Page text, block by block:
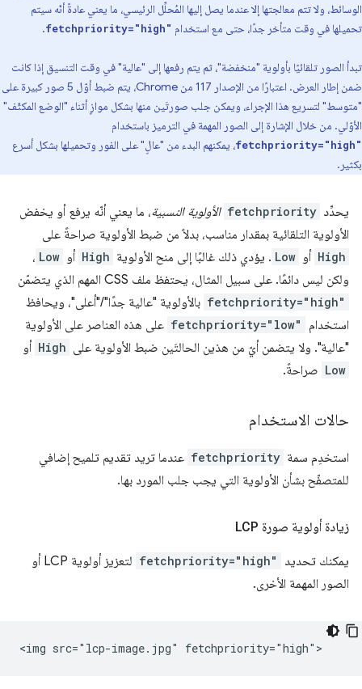
الوسائط، ولا تتم معالجتها إلا عندما يصل إليها المُحلِّل الرئيسي، ما يعني عادةً أنّه سيتم
تحميلها في وقت متأخر جدًا، حتى مع استخدام fetchpriority="high"
.
تبدأ الصور تلقائيًا بأولوية "منخفضة"، ثم يتم رفعها إلى "عالية" في وقت التنسيق إذا كانت
ضمن إطار العرض. اعتبارًا من الإصدار 117 من Chrome، يتم ضبط أوّل 5 صور كبيرة على
"متوسط" لتسريع هذا الإجراء، ويمكن جلب صورتَين منها بشكل موازٍ أثناء "الوضع المكثّف"
الأوّلي. من خلال الإشارة إلى الصور المهمة في الترميز باستخدام
fetchpriority="high"، يمكنهم البدء من "عالٍ" على الفور وتحميلها بشكل أسرع
بكثير.
يحدِّد fetchpriority الأولوية النسبية، ما يعني أنّه يرفع أو يخفض
الأولوية التلقائية بمقدار مناسب، بدلاً من ضبط الأولوية صراحةً على
High أو Low . يؤدي ذلك غالبًا إلى منح الأولوية High أو Low ،
ولكن ليس دائمًا. على سبيل المثال، يحتفظ ملف CSS المهم الذي يتضمّن
fetchpriority="high" بالأولوية "عالية جدًا"/"أعلى"، ويحافظ
استخدام
fetchpriority="low" على هذه العناصر على الأولوية
"عالية". ولا يتضمن أيّ من هذين الحالتَين ضبط الأولوية على High أو
Low صراحةً.
حالات الاستخدام
استخدِم سمة fetchpriority عندما تريد تقديم تلميح إضافي
للمتصفّح بشأن الأولوية التي يجب جلب المورد بها.
زيادة أولوية صورة LCP
يمكنك تحديد fetchpriority="high"
لتعزيز أولوية LCP أو
الصور المهمة الأخرى.